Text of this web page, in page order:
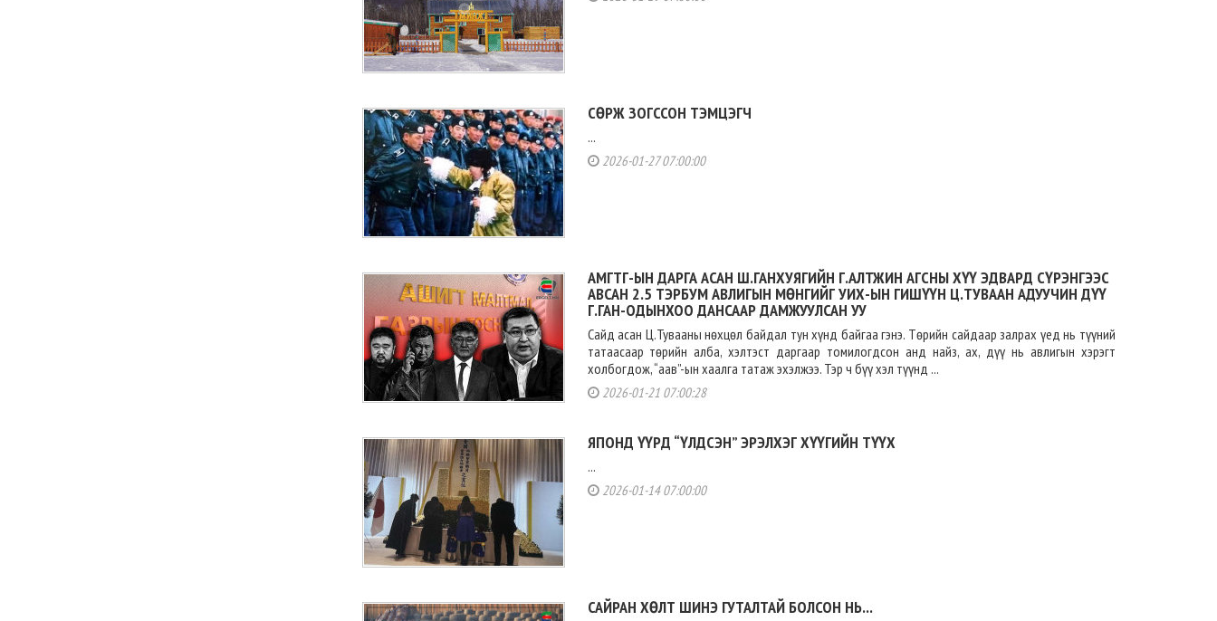
СӨРЖ ЗОГССОН ТЭМЦЭГЧ
...
2026-01-27 07:00:00
АМГТГ-ЫН ДАРГА АСАН Ш.ГАНХУЯГИЙН Г.АЛТЖИН АГСНЫ ХҮҮ ЭДВАРД СҮРЭНГЭЭС
АВСАН 2.5 ТЭРБУМ АВЛИГЫН МӨНГИЙГ УИХ-ЫН ГИШҮҮН Ц.ТУВААН АДУУЧИН ДҮҮ
Г.ГАН-ОДЫНХОО ДАНСААР ДАМЖУУЛСАН УУ
Сайд асан Ц.Тувааны нөхцөл байдал тун хүнд байгаа гэнэ. Төрийн сайдаар залрах үед нь түүний
татаасаар төрийн алба, хэлтэст даргаар томилогдсон анд найз, ах, дүү нь авлигын хэрэгт
холбогдож, “аав”-ын хаалга татаж эхэлжээ. Тэр ч бүү хэл түүнд ...
2026-01-21 07:00:28
ЯПОНД ҮҮРД “ҮЛДСЭН” ЭРЭЛХЭГ ХҮҮГИЙН ТҮҮХ
...
2026-01-14 07:00:00
САЙРАН ХӨЛТ ШИНЭ ГУТАЛТАЙ БОЛСОН НЬ...